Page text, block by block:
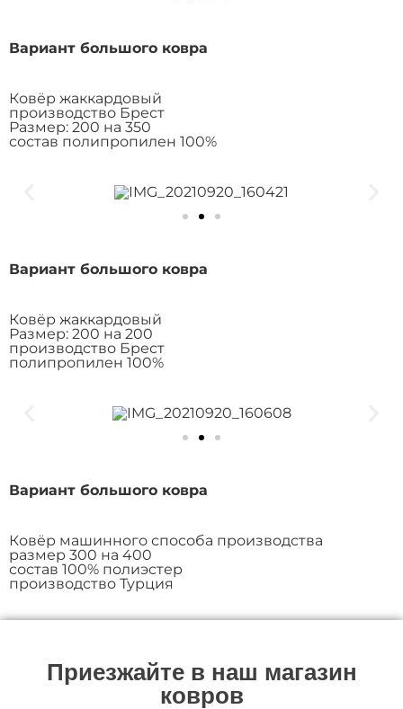
Вариант большого ковра
Ковёр жаккардовый
производство Брест
Размер: 200 на 350
состав полипропилен 100%
Вариант большого ковра
Ковёр жаккардовый
Размер: 200 на 200
производство Брест
полипропилен 100%
Вариант большого ковра
Ковёр машинного способа производства
размер 300 на 400
состав 100% полиэстер
производство Турция
Приезжайте в наш магазин
ковров